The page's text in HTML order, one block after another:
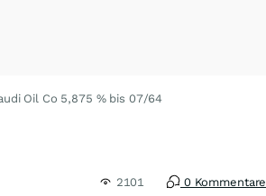
Oil Co 5,875 % bis 07/64
2101 0 Kommentare